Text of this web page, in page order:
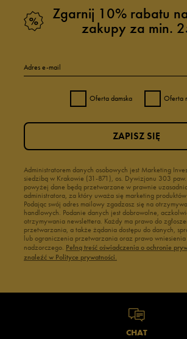
4
1
Jak zbieramy opinie?
Zgarnij 10% rabatu
zakupy za min.
Adres e-mail
Oferta damska Oferta
Administratorem danych osobowych jest Marketing
siedzibą w Krakowie (31-871), os. Dywizjonu 303
powyżej dane będą przetwarzane w prawnie
administratora, za który uważa się marketing produktów
Podając swój adres mailowy zgadzasz się na
handlowych. Podanie danych jest dobrowolne,
otrzymywania newslettera. Każdy ma prawo do
przetwarzania, a także żądania dostępu do danych,
lub ograniczenia przetwarzania oraz prawo wniesienia
nadzorczego. Pełną treść oświadczenia o ochronie
znaleźć w Polityce prywatności.
ZAPISZ SIĘ
CHAT